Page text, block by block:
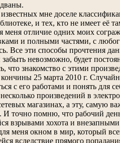
мне доселе
и тех, кто не имеет её
меня отличие одних моих
и полными частями, с
Все эти способы прочтения
забыть невозможно, будет
что знакомство с этими
25 марта 2010 г.
с его работами и понять для
произведений в
магазинах, а эту,
И точно помню, что рабочий
взрывами хохота и
меня окном в мир, который
вследствие прямого